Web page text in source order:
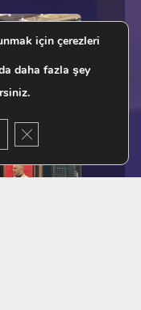
için çerezleri
daha fazla şey
GDPR ÇEREZ ŞERIDINI